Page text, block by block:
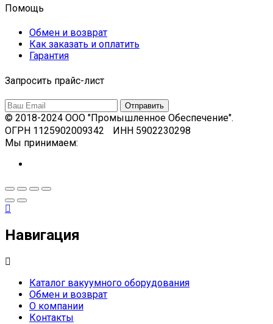
Помощь
Обмен и возврат
Как заказать и оплатить
Гарантия
Запросить прайс-лист
© 2018-2024 ООО "Промышленное Обеспечение".
ОГРН 1125902009342 ИНН 5902230298
Мы принимаем:
Навигация
Каталог вакуумного оборудования
Обмен и возврат
О компании
Контакты